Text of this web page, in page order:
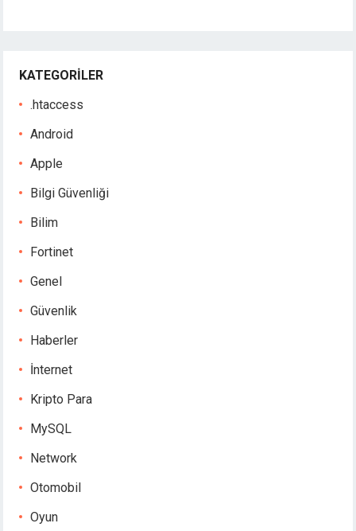
KATEGORILER
.htaccess
Android
Apple
Bilgi Güvenliği
Bilim
Fortinet
Genel
Güvenlik
Haberler
İnternet
Kripto Para
MySQL
Network
Otomobil
Oyun